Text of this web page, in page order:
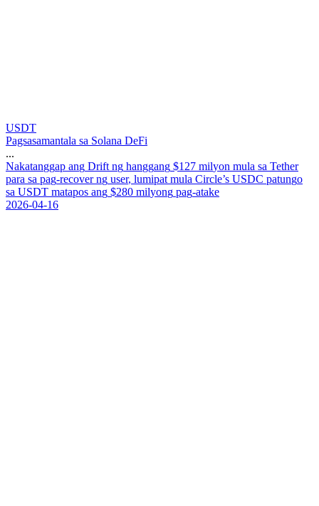
USDT
Pagsasamantala sa Solana DeFi
...
Nakatanggap ang Drift ng hanggang $1 27 milyon mula sa Tether
para sa pag-recover ng user, lumipat mula Circle’s USDC patungo
sa USDT matapos ang $280 milyong pag-atake
2026-04-16